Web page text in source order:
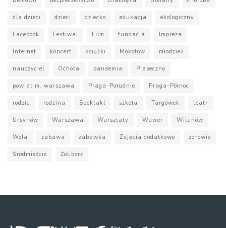
dla dzieci dzieci dziecko edukacja ekologiczny
Facebook Festiwal Film fundacja Impreza
Internet koncert książki Mokotów młodzież
nauczyciel Ochota pandemia Piaseczno
powiat m. warszawa Praga-Południe Praga-Północ
rodzic rodzina Spektakl szkoła Targówek teatr
Ursynów Warszawa Warsztaty Wawer Wilanów
Wola zabawa zabawka Zajęcia dodatkowe zdrowie
Śródmieście Żoliborz